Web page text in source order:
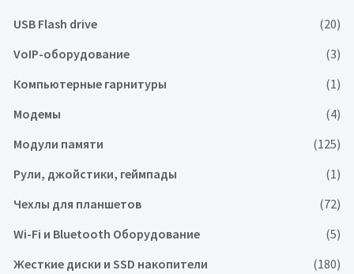
USB Flash drive
(20)
VoIP-оборудование
(3)
Компьютерные гарнитуры
(1)
Модемы
(4)
Модули памяти
(125)
Рули, джойстики, геймпады
(1)
Чехлы для планшетов
(72)
Wi-Fi и Bluetooth Оборудование
(5)
Жесткие диски и SSD накопители
(180)